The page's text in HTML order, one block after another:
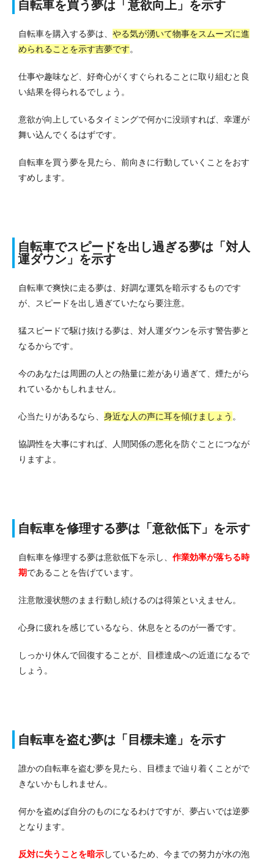
自転車を買う夢は「意欲向上」を示す
自転車を購入する夢は、 やる気が湧いて物事をスムーズに進
められることを示す吉夢です。
仕事や趣味など、好奇心がくすぐられることに取り組むと良
い結果を得られるでしょう。
意欲が向上しているタイミングで何かに没頭すれば、幸運が
舞い込んでくるはずです。
自転車を買う夢を見たら、前向きに行動していくことをおす
すめします。
自転車でスピードを出し過ぎる夢は「対人
運ダウン」を示す
自転車で爽快に走る夢は、好調な運気を暗示するものです
が、スピードを出し過ぎていたなら要注意。
猛スピードで駆け抜ける夢は、対人運ダウンを示す警告夢と
なるからです。
今のあなたは周囲の人との熱量に差があり過ぎて、煙たがら
れているかもしれません。
心当たりがあるなら、 身近な人の声に耳を傾けましょう 。
協調性を大事にすれば、人間関係の悪化を防ぐことにつなが
りますよ。
自転車を修理する夢は「意欲低下」を示す
自転車を修理する夢は意欲低下を示し、 作業効率が落ちる時
期であることを告げています。
注意散漫状態のまま行動し続けるのは得策といえません。
心身に疲れを感じているなら、休息をとるのが一番です。
しっかり休んで回復することが、目標達成への近道になるで
しょう。
自転車を盗む夢は「目標未達」を示す
誰かの自転車を盗む夢を見たら、目標まで辿り着くことがで
きないかもしれません。
何かを盗めば自分のものになるわけですが、夢占いでは逆夢
となります。
反対に失うことを暗示しているため、今までの努力が水の泡